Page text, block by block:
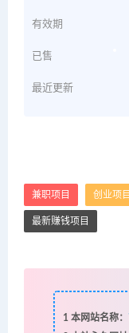
有效期
已售
最近更新
兼职项目 创业项目
最新赚钱项目
1 本网站名称：